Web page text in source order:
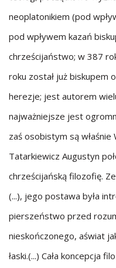
neoplatonikiem (pod
pod wpływem kazań
chrześcijaństwo; w 387
roku został już biskupem
herezje; jest autorem
najważniejsze jest
zaś osobistym są właśnie
Tatarkiewicz Augustyn
chrześcijańską filozofię.
(...), jego postawa była
pierszeństwo przed
nieskończonego, aświat
łaski.(...) Cała koncepcja